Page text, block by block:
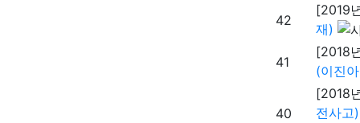
42
[2019
재)
41
[2018
(이진
40
[2018
전사고